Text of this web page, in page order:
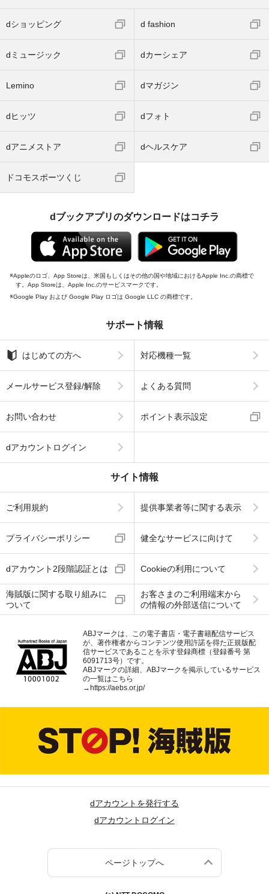
dショッピング d fashion
dミュージック dカーシェア
Lemino dマガジン
dヒッツ dフォト
dアニメストア dヘルスケア
ドコモスポーツくじ
dブックアプリのダウンロードはコチラ
Appleのロゴ、App Storeは、米国もしくはその他の国や地域におけるApple Inc.の商標で
す。App Storeは、Apple Inc.のサービスマークです。
Google Play および Google Play ロゴは Google LLC の商標です。
サポート情報
はじめての方へ 対応機種一覧
メールサービス登録/解除 よくある質問
お問い合わせ ポイント表示設定
dアカウントログイン
サイト情報
ご利用規約 提供事業者等に関する表示
プライバシーポリシー 健全なサービスに向けて
dアカウント2段階認証とは Cookieの利用について
海賊版に関する取り組みに
ついて
お客さまのご利用端末から
の情報の外部送信について
ABJマークは、この電子書店・電子書籍配信サービス
が、著作権者からコンテンツ使用許諾を得た正規版配
信サービスであることを示す登録商標（登録番号 第
6091713号）です。
ABJマークの詳細、ABJマークを掲示しているサービス
の一覧はこちら
→https://aebs.or.jp/
dアカウントを発行する
dアカウントログイン
ページトップへ